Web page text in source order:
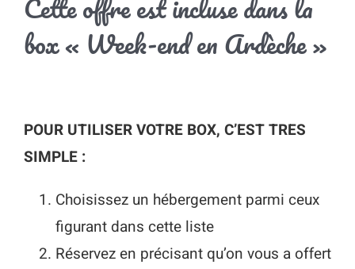
box « Week-end en Ardèche »
POUR UTILISER VOTRE BOX, C’EST TRES
SIMPLE :
Choisissez un hébergement parmi ceux
figurant dans cette liste
Réservez en précisant qu’on vous a offert